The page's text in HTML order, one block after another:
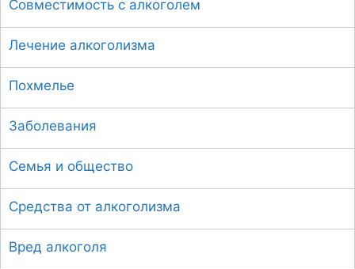
Совместимость с алкоголем
Лечение алкоголизма
Похмелье
Заболевания
Семья и общество
Средства от алкоголизма
Вред алкоголя